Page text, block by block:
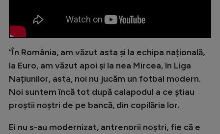
”În România, am văzut asta și la echipa națională,
la Euro, am văzut apoi și la nea Mircea, în Liga
Națiunilor, asta, noi nu jucăm un fotbal modern.
Noi suntem încă tot după calapodul a ce știau
proștii noștri de pe bancă, din copilăria lor.
Ei nu s-au modernizat, antrenorii noștri, fie că e